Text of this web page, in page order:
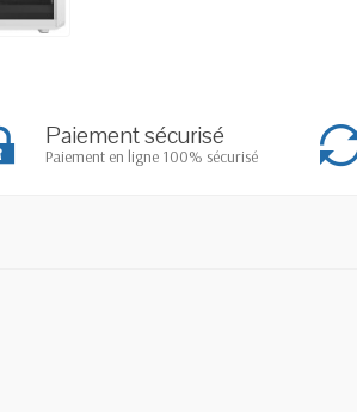
Paiement sécurisé
Paiement en ligne 100% sécurisé